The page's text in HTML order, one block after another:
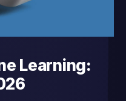
Learning: